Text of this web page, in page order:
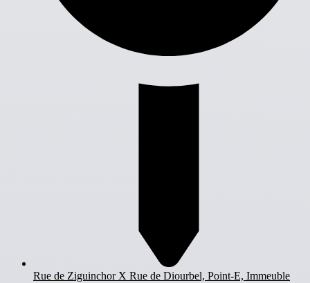
Rue de Ziguinchor X Rue de Diourbel, Point-E, Immeuble